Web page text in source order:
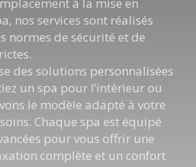
à la mise en
nos services sont réalisés
normes de sécurité et de
des solutions personnalisées
un spa pour l’intérieur ou
le modèle adapté à votre
Chaque spa est équipé
pour vous offrir une
complète et un confort